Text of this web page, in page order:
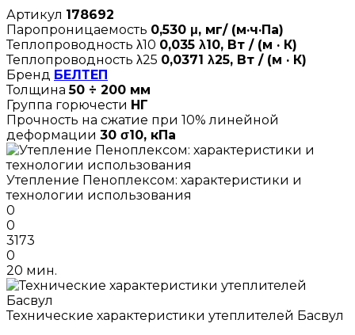
Артикул 178692
Паропроницаемость 0,530 μ, мг/ (м·ч·Па)
Теплопроводность λ10 0,035 λ10, Вт / (м · К)
Теплопроводность λ25 0,0371 λ25, Вт / (м · К)
Бренд БЕЛТЕП
Толщина50 ÷ 200 мм
Группа горючести НГ
Прочность на сжатие при 10% линейной
деформации 30 σ10, кПа
Утепление Пеноплексом: характеристики и
технологии использования
0
0
3173
0
20 мин.
Технические характеристики утеплителей Басвул